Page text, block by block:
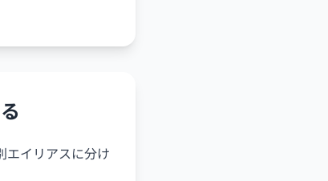
エイリアスに分け